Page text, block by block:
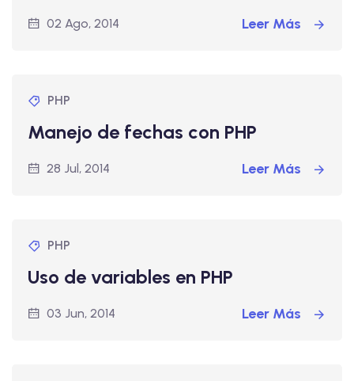
02 Ago, 2014 Leer Más
PHP
Manejo de fechas con PHP
28 Jul, 2014 Leer Más
PHP
Uso de variables en PHP
03 Jun, 2014 Leer Más